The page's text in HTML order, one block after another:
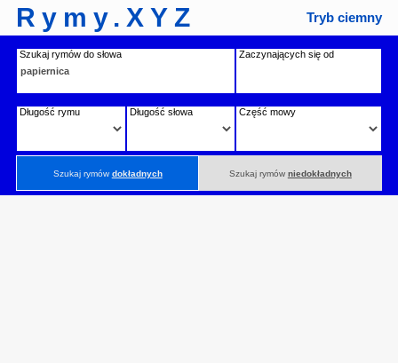
Rymy.XYZ Tryb ciemny
Szukaj rymów do słowa Zaczynających się od
Długość rymu Długość słowa Część mowy
Szukaj rymówdokładnych Szukaj rymów niedokładnych